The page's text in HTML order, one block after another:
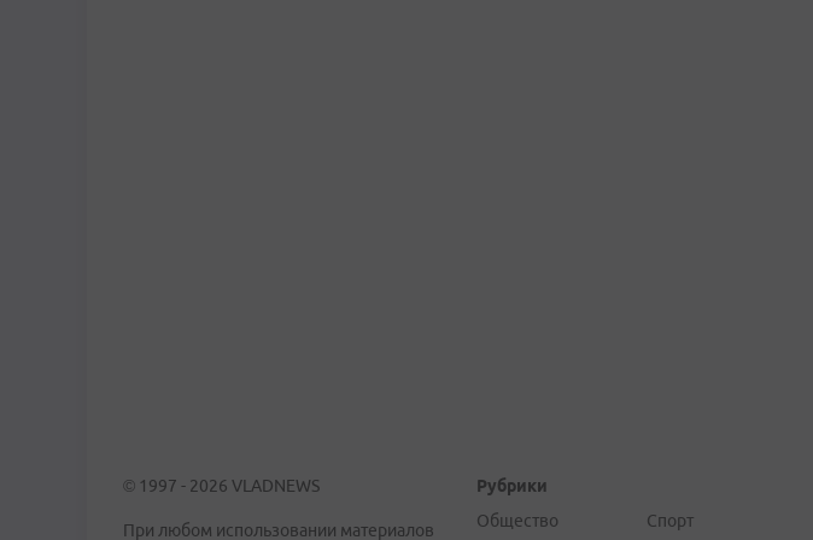
© 1997 - 2026 VLADNEWS
При любом использовании материалов
Рубрики
Общество
Спорт